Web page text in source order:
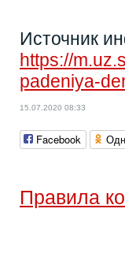
Источник
https://
padeniya-
15.07.2020 08:33
Facebook
Правила